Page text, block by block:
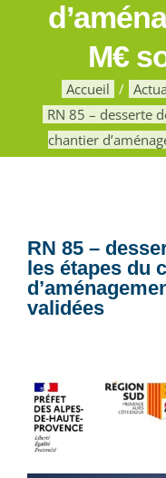
M€
Accueil
RN 85 – desserte
chantier
RN 85 –
les étapes du
validées